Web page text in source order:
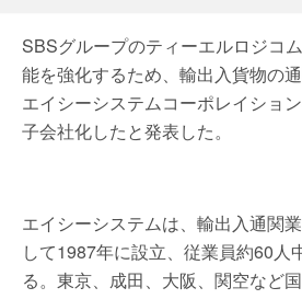
SBSグループのティーエルロジコ
能を強化するため、輸出入貨物の
エイシーシステムコーポレイショ
子会社化したと発表した。
エイシーシステムは、輸出入通関
して1987年に設立、従業員約60人
る。東京、成田、大阪、関空など